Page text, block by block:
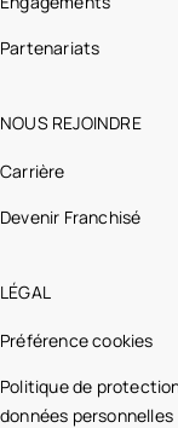
Partenariats
NOUS REJOINDRE
Carrière
Devenir Franchisé
LÉGAL
Préférence cookies
Politique de
données personnelles